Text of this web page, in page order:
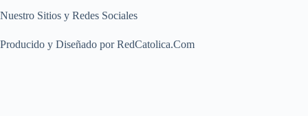
Nuestro Sitios y Redes Sociales
Producido y Diseñado por RedCatolica.Com